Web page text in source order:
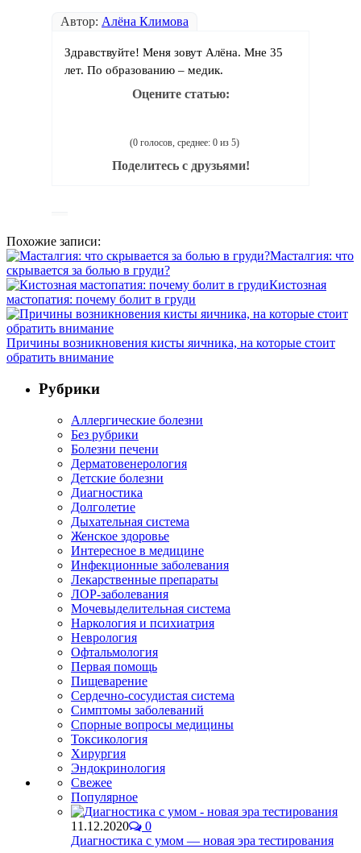
Автор: Алёна Климова
Здравствуйте! Меня зовут Алёна. Мне 35
лет. По образованию – медик.
Оцените статью:
(0 голосов, среднее: 0 из 5)
Поделитесь с друзьями!
Похожие записи:
Масталгия: что
скрывается за болью в груди?
Кистозная
мастопатия: почему болит в груди
Причины возникновения кисты яичника, на которые стоит
обратить внимание
Рубрики
Аллергические болезни
Без рубрики
Болезни печени
Дерматовенерология
Детские болезни
Диагностика
Долголетие
Дыхательная система
Женское здоровье
Интересное в медицине
Инфекционные заболевания
Лекарственные препараты
ЛОР-заболевания
Мочевыделительная система
Наркология и психиатрия
Неврология
Офтальмология
Первая помощь
Пищеварение
Сердечно-сосудистая система
Симптомы заболеваний
Спорные вопросы медицины
Токсикология
Хирургия
Эндокринология
Свежее
Популярное
11.12.2020
0
Диагностика с умом — новая эра тестирования